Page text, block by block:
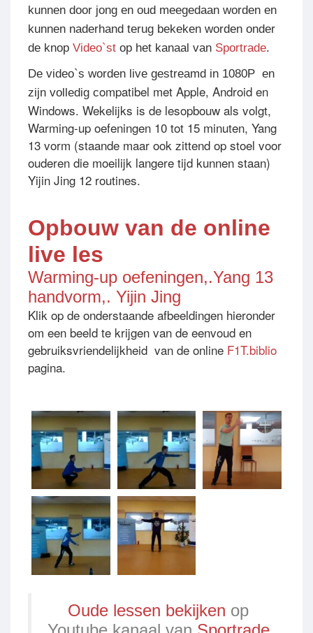
kunnen door jong en oud meegedaan worden en
kunnen naderhand terug bekeken worden onder
de knop Video`st op het kanaal van Sportrade.
De video`s worden live gestreamd in 1080P en
zijn volledig compatibel met Apple, Android en
Windows. Wekelijks is de lesopbouw als volgt,
Warming-up oefeningen 10 tot 15 minuten, Yang
13 vorm (staande maar ook zittend op stoel voor
ouderen die moeilijk langere tijd kunnen staan)
Yijin Jing 12 routines.
Opbouw van de online
live les
Warming-up oefeningen,.Yang 13
handvorm,. Yijin Jing
Klik op de onderstaande afbeeldingen hieronder
om een beeld te krijgen van de eenvoud en
gebruiksvriendelijkheid van de online F1T.biblio
pagina.
Oude lessen bekijken op